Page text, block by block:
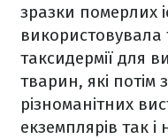
зразки померлих
використовувала
таксидермії для
тварин, які потім
різноманітних
екземплярів так